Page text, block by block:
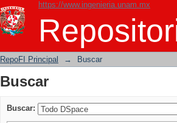
https://www.ingenieria.unam.mx
Buscar
RepoFI Principal → Buscar
Buscar
Buscar: